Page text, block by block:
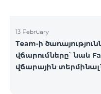
13 February
Team-ի
վճարումները՝ նաև
վճարային